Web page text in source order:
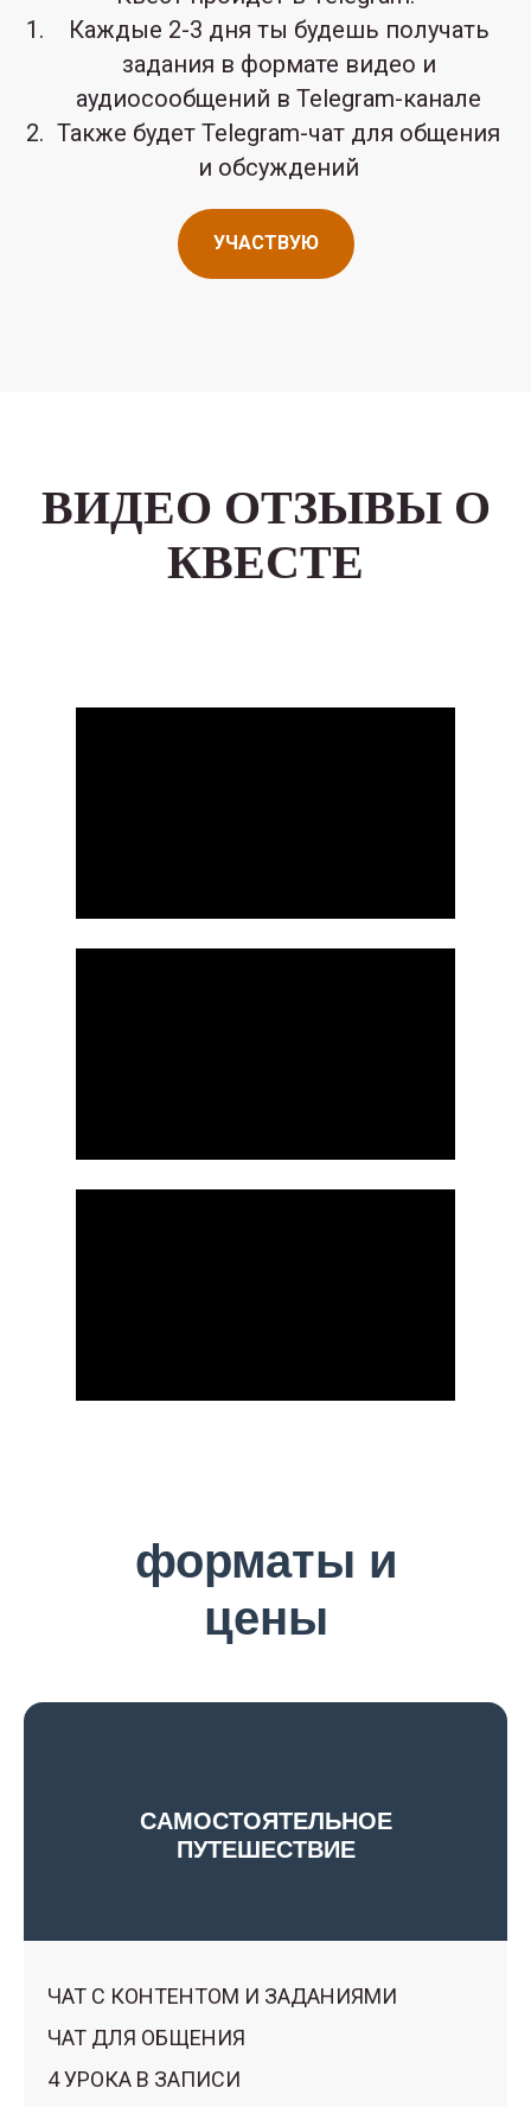
Каждые 2-3 дня ты будешь получать
задания в формате видео и
аудиосообщений в Telegram-канале
Также будет Telegram-чат для общения
и обсуждений
УЧАСТВУЮ
ВИДЕО ОТЗЫВЫ О
КВЕСТЕ
форматы и
цены
САМОСТОЯТЕЛЬНОЕ
ПУТЕШЕСТВИЕ
ЧАТ С КОНТЕНТОМ И ЗАДАНИЯМИ
ЧАТ ДЛЯ ОБЩЕНИЯ
4 УРОКА В ЗАПИСИ